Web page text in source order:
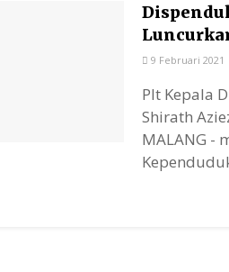
9 Februari 2021
Plt Kepala
Shirath
MALANG -